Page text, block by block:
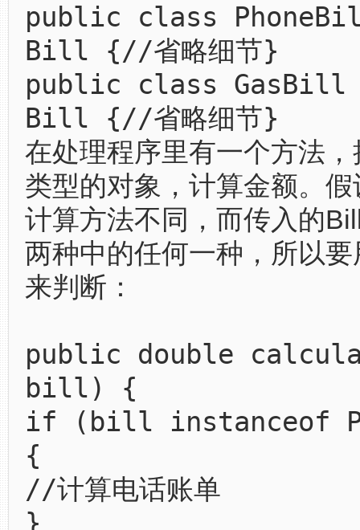
public class
Bill {//省略细节}
public class GasBill
Bill {//省略细节}
在处理程序里有一个方法
类型的对象，计算金额。
计算方法不同，而传入的
两种中的任何一种，所以
来判断：
public double
bill) {
if (bill instanceof
{
//计算电话账单
}